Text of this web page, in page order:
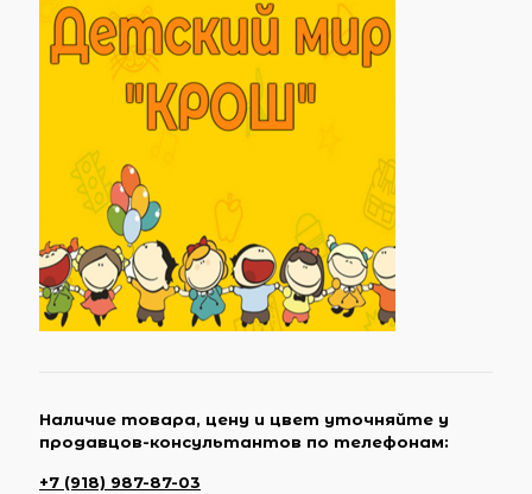
Наличие товара, цену и цвет уточняйте у
продавцов-консультантов по телефонам:
+7 (918) 987-87-03